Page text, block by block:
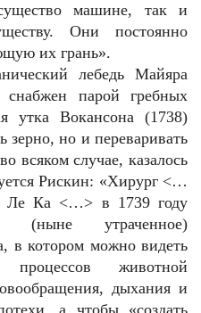
машине, так и
Они постоянно
их грань».
лебедь Майяра
парой гребных
утка Вокансона (1738)
зерно, но и переваривать
всяком случае, казалось
Рискин: «Хирург <…
Ле Ка <…> в 1739 году
(ныне утраченное)
в котором можно видеть
процессов животной
дыхания и
а чтобы «создать